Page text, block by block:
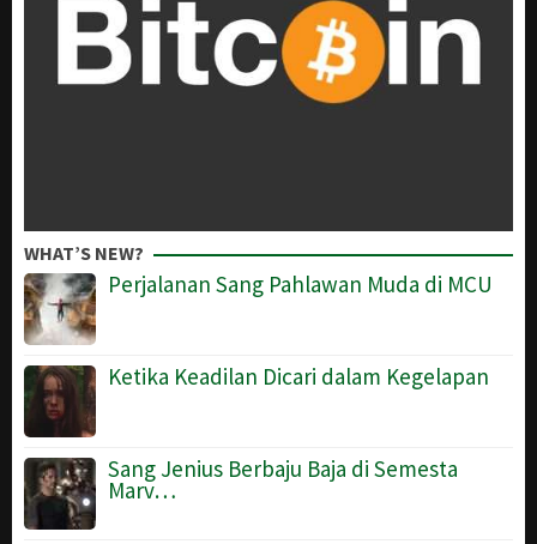
WHAT’S NEW?
Perjalanan Sang Pahlawan Muda di MCU
Ketika Keadilan Dicari dalam Kegelapan
Sang Jenius Berbaju Baja di Semesta
Marv…